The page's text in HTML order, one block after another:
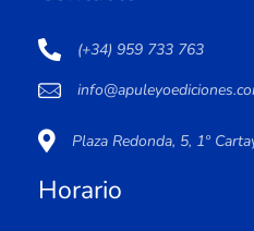
(+34) 959 733 763
Plaza Redonda, 5, 1º
Horario